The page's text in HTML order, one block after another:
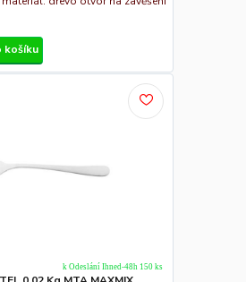
košíku
k Odeslání Ihned-48h 150 ks